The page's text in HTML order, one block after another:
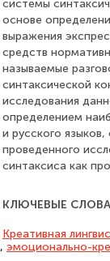
системы
основе
выражения
средств
называемые
синтаксической
исследования
определением
и русского
проведенного
синтаксиса как
КЛЮЧЕВЫЕ СЛОВА
Креативная
, эмоционально-